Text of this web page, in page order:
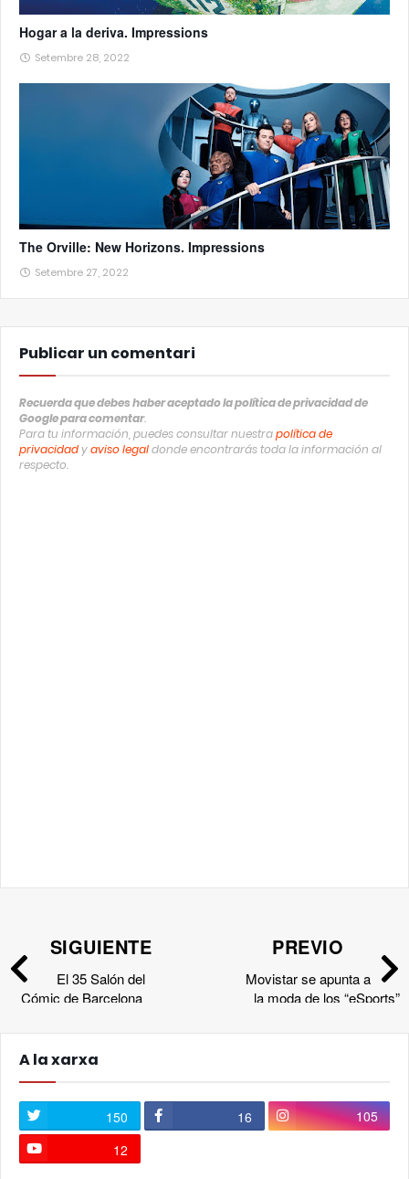
Hogar a la deriva. Impressions
Setembre 28, 2022
The Orville: New Horizons. Impressions
Setembre 27, 2022
Publicar un comentari
Recuerda que debes haber aceptado la política de privacidad de
Google para comentar.
Para tu información, puedes consultar nuestrapolítica de
privacidadyaviso legaldonde encontrarás toda la información al
respecto.
SIGUIENTE
El 35 Salón del
Cómic de Barcelona
año.
PREVIO
Movistar se apunta a
la moda de los “eSports”
A la xarxa
150 16
105
12